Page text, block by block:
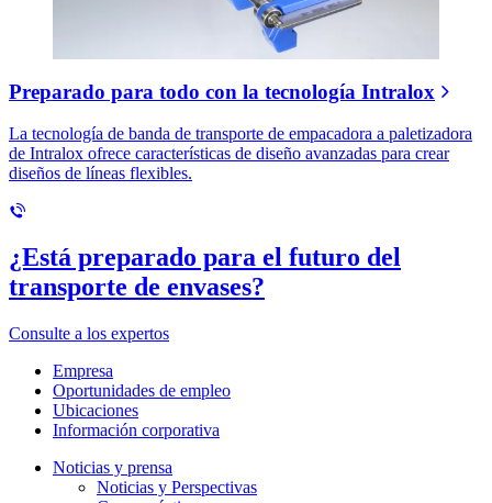
Preparado para todo con la tecnología Intralox
La tecnología de banda de transporte de empacadora a paletizadora
de Intralox ofrece características de diseño avanzadas para crear
diseños de líneas flexibles.
¿Está preparado para el futuro del
transporte de envases?
Consulte a los expertos
Empresa
Oportunidades de empleo
Ubicaciones
Información corporativa
Noticias y prensa
Noticias y Perspectivas